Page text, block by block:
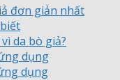
đơn giản nhất
da bò giả?
dụng
dụng